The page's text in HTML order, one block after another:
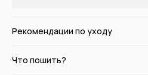
Рекомендации по уходу
Что пошить?